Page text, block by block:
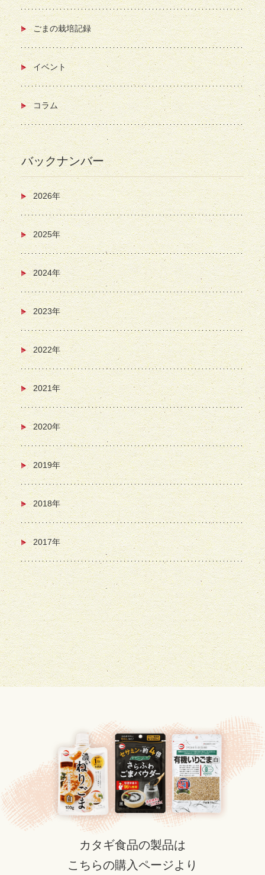
ごまの栽培記録
イベント
コラム
バックナンバー
2026年
2025年
2024年
2023年
2022年
2021年
2020年
2019年
2018年
2017年
カタギ食品の製品は
こちらの購入ページより